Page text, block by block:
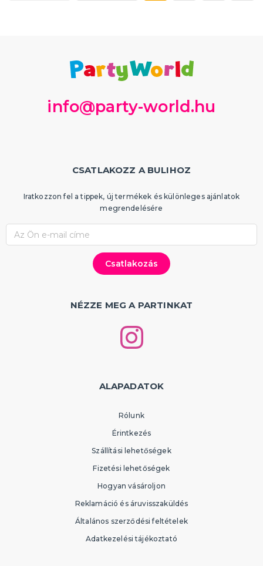
info@party-world.hu
CSATLAKOZZ A BULIHOZ
Iratkozzon fel a tippek, új termékek és különleges ajánlatok
megrendelésére
NÉZZE MEG A PARTINKAT
ALAPADATOK
Rólunk
Érintkezés
Szállítási lehetőségek
Fizetési lehetőségek
Hogyan vásároljon
Reklamáció és áruvisszaküldés
Általános szerződési feltételek
Adatkezelési tájékoztató